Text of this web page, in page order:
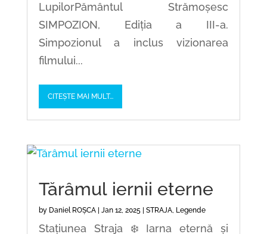
LupilorPământul Strămoșesc
SIMPOZION, Ediția a III-a.
Simpozionul a inclus vizionarea
filmului...
CITEȘTE MAI MULT...
Tărâmul iernii eterne
by Daniel ROȘCA| Jan 12, 2025| STRAJA, Legende
Stațiunea Straja ❄️ Iarna eternă și